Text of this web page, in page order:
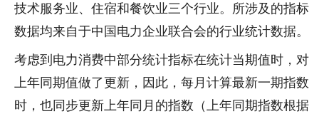
技术服务业、住宿和餐饮业三个行业。所涉及的指标
数据均来自于中国电力企业联合会的行业统计数据。
考虑到电力消费中部分统计指标在统计当期值时，对
上年同期值做了更新，因此，每月计算最新一期指数
时，也同步更新上年同月的指数（上年同期指数根据